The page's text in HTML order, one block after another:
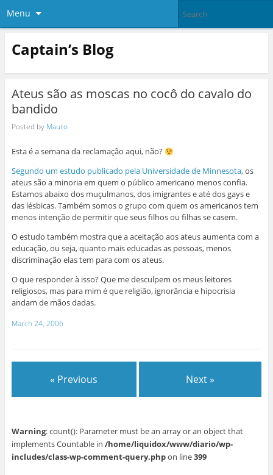
Menu
Captain’s Blog
Ateus são as moscas no cocô do cavalo do
bandido
Posted by Mauro
Esta é a semana da reclamação aqui, não?
Segundo um estudo publicado pela Universidade de Minnesota, os
ateus são a minoria em quem o público americano menos confia.
Estamos abaixo dos muçulmanos, dos imigrantes e até dos gays e
das lésbicas. Também somos o grupo com quem os americanos tem
menos intenção de permitir que seus filhos ou filhas se casem.
O estudo também mostra que a aceitação aos ateus aumenta com a
educação, ou seja, quanto mais educadas as pessoas, menos
discriminação elas tem para com os ateus.
O que responder à isso? Que me desculpem os meus leitores
religiosos, mas para mim é que religião, ignorância e hipocrisia
andam de mãos dadas.
March 24, 2006
« Previous Next »
Warning: count(): Parameter must be an array or an object that
implements Countable in /home/liquidox/www/diario/wp-
includes/class-wp-comment-query.phpon line399